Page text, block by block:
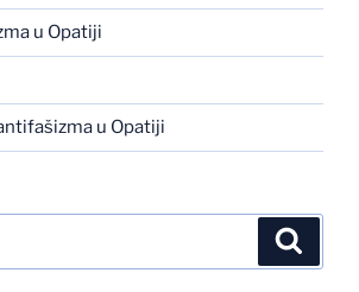
u Opatiji
u Opatiji